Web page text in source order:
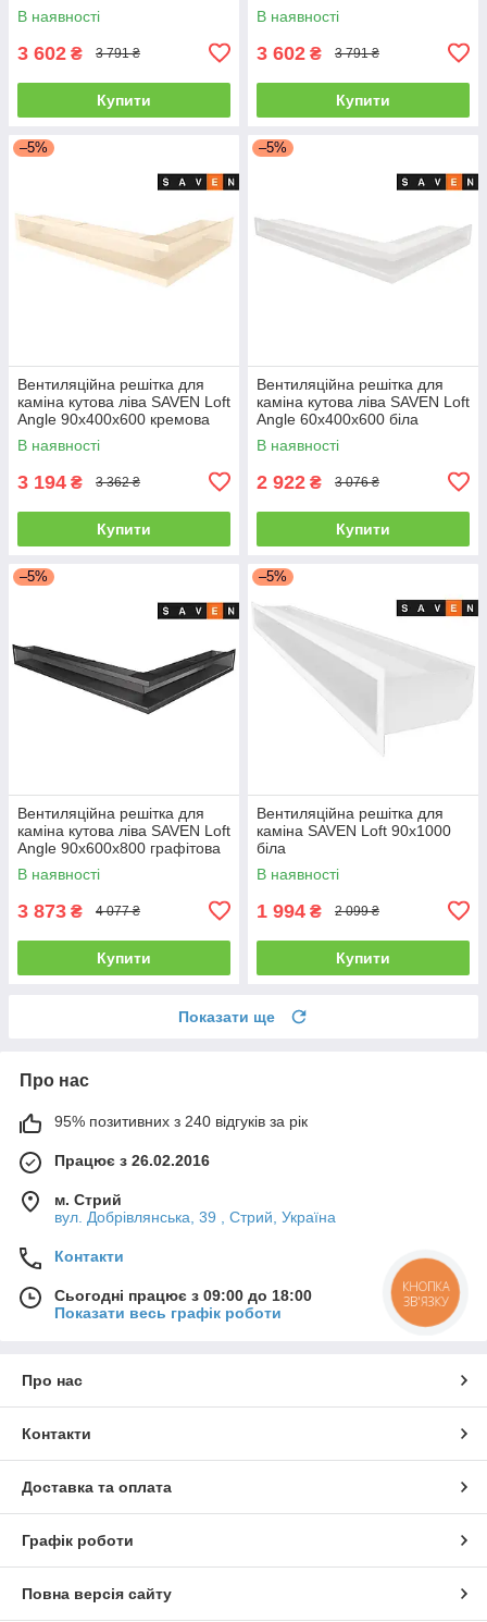
В наявності
3 602 ₴ 3 791 ₴
Купити
В наявності
3 602 ₴ 3 791 ₴
Купити
–5%
Вентиляційна решітка для
каміна кутова ліва SAVEN Loft
Angle 90х400х600 кремова
В наявності
3 194 ₴ 3 362 ₴
Купити
–5%
Вентиляційна решітка для
каміна кутова ліва SAVEN Loft
Angle 60х400х600 біла
В наявності
2 922 ₴ 3 076 ₴
Купити
–5%
Вентиляційна решітка для
каміна кутова ліва SAVEN Loft
Angle 90х600х800 графітова
В наявності
3 873 ₴ 4 077 ₴
Купити
–5%
Вентиляційна решітка для
каміна SAVEN Loft 90х1000
біла
В наявності
1 994 ₴ 2 099 ₴
Купити
Показати ще
Про нас
95% позитивних з 240 відгуків за рік
Працює з 26.02.2016
м. Стрий
вул. Добрівлянська, 39 , Стрий, Україна
Контакти
Сьогодні працює з 09:00 до 18:00
Показати весь графік роботи
Про нас
Контакти
Доставка та оплата
Графік роботи
Повна версія сайту
КНОПКА
ЗВ'ЯЗКУ